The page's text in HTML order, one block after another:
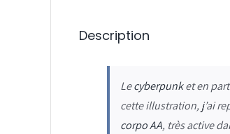
Description
Lecyberpunket en
cette illustration, j’ai
corpo AA, très active